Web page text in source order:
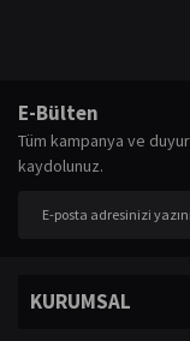
E-Bülten
Tüm kampanya ve
kaydolunuz.
KURUMSAL